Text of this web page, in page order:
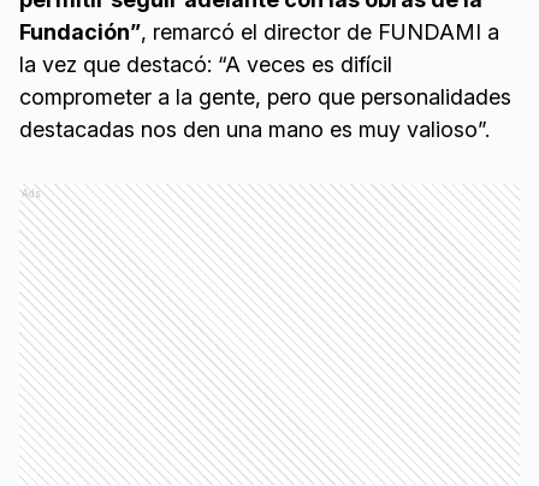
Fundación”, remarcó el director de FUNDAMI a
la vez que destacó: “A veces es difícil
comprometer a la gente, pero que personalidades
destacadas nos den una mano es muy valioso”.
Ads